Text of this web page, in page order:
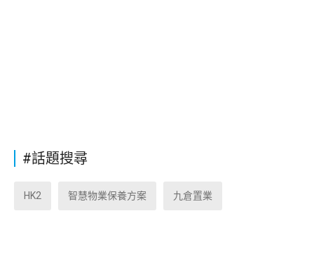
#話題搜尋
HK2 智慧物業保養方案 九倉置業